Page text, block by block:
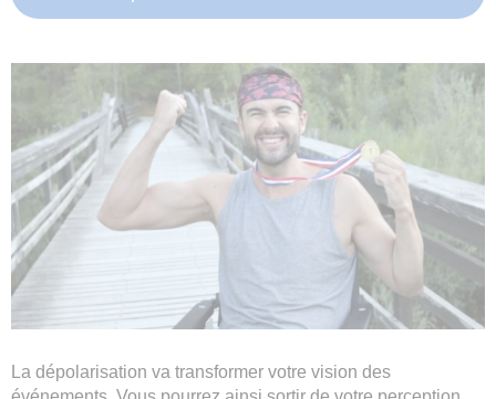
La dépolarisation va transformer votre vision des